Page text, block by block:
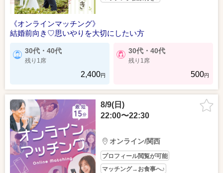
《オンラインマッチング》
結婚前向き♡思いやりを大切にしたい方
30代・40代
残り1席
2,400円
30代・40代
残り1席
500円
8/9(日)
22:00〜22:30
オンライン/関西
プロフィール閲覧が可能
マッチング→お食事へ♪